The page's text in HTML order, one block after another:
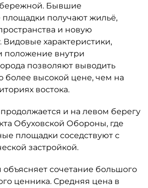
Бывшие
получают жильё,
и новую
Видовые характеристики,
положение внутри
позволяют выводить
более высокой цене, чем на
востока.
и на левом берегу
Обуховской Обороны, где
площадки соседствуют с
застройкой.
объясняет сочетание большого
ценника. Средняя цена в